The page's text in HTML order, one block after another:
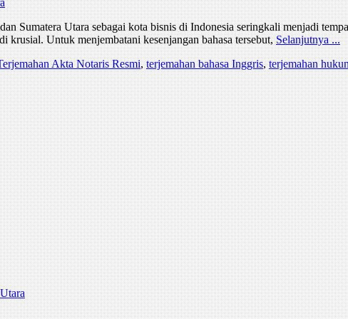
Sumatera Utara sebagai kota bisnis di Indonesia seringkali menjadi
krusial. Untuk menjembatani kesenjangan bahasa tersebut,Selanjutnya ...
Akta Notaris Resmi,terjemahan bahasa Inggris,terjemahan